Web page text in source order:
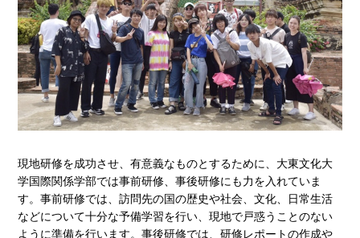
現地研修を成功させ、有意義なものとするために、大東文化大
学国際関係学部では事前研修、事後研修にも力を入れていま
す。事前研修では、訪問先の国の歴史や社会、文化、日常生活
などについて十分な予備学習を行い、現地で戸惑うことのない
ように準備を行います。事後研修では、研修レポートの作成や